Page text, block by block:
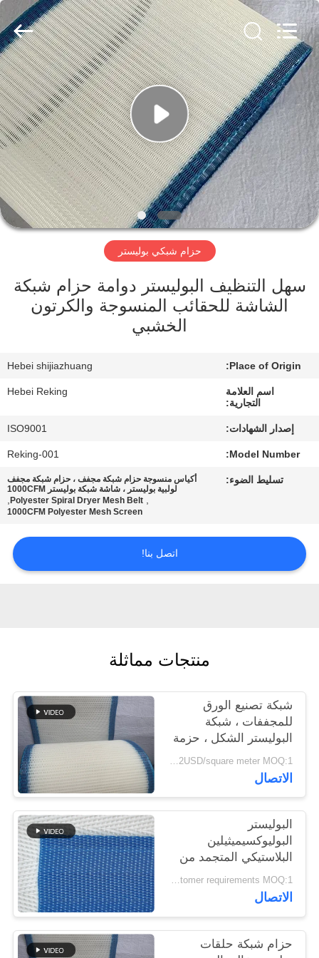
منزل،
بيت
منتجات
معلومات
عنا
في
المعمل
الجودة
اتصل
اطلب
اقتباس
POLICY
Hebei
Reking
Wire
Mesh
Co.,Ltd.
All
Rights
Reserved.
حزام شبكي بوليستر
سهل التنظيف البوليستر دوامة حزام شبكة
الشاشة للحقائب المنسوجة والكرتون
الخشبي
Place of Origin:
Hebei shijiazhuang
اسم العلامة
التجارية:
Hebei Reking
إصدار الشهادات: ISO9001
Model Number:
Reking-001
تسليط الضوء:
أكياس منسوجة حزام شبكة مجفف ، حزام شبكة مجفف
لولبية بوليستر ، شاشة شبكة بوليستر 1000CFM
,
Polyester Spiral Dryer Mesh Belt
,
1000CFM Polyester Mesh Screen
اتصل بنا!
منتجات مماثلة
شبكة تصنيع الورق
للمجففات ، شبكة
البوليستر الشكل ، حزمة
شبكة غسل البولب
1.4-2USD/square meter MOQ:1 متر مربع
الاتصال
البوليستر
البوليوكسيميثيلين
البلاستيكي المتجمد من
الجودة الغذائية الشبكة
المنسوجة الحلزونية برج
وصلة الناقل الشبكة
الحزام
According to customer requirements MOQ:1 متر
الاتصال
حزام شبكة حلقات